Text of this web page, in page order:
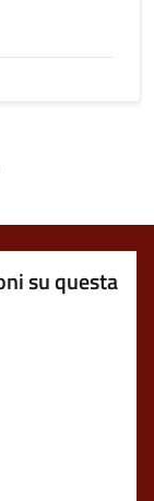
su questa